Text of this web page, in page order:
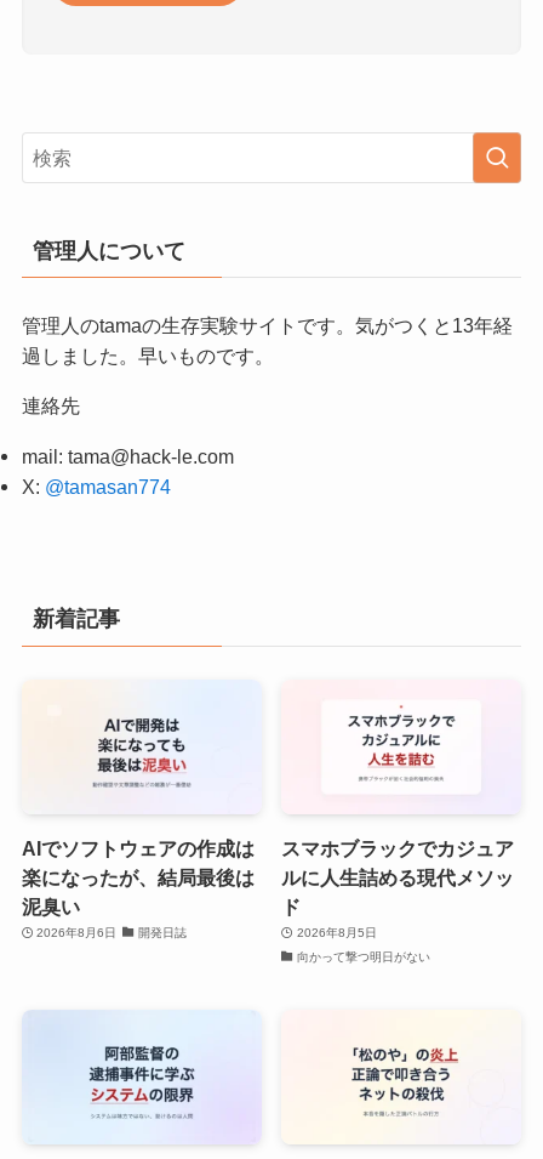
管理人について
管理人のtamaの生存実験サイトです。気がつくと13年経
過しました。早いものです。
連絡先
mail: tama@hack-le.com
X: @tamasan774
新着記事
AIでソフトウェアの作成は
楽になったが、結局最後は
泥臭い
2026年8月6日 開発日誌
スマホブラックでカジュア
ルに人生詰める現代メソッ
ド
2026年8月5日
向かって撃つ明日がない